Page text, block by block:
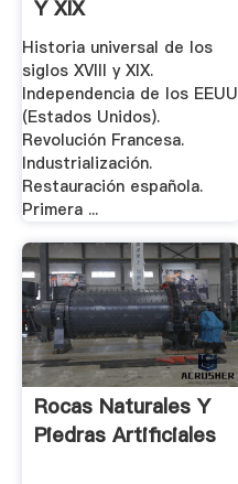
Y XIX
Historia universal de los
siglos XVIII y XIX.
Independencia de los EEUU
(Estados Unidos).
Revolución Francesa.
Industrialización.
Restauración española.
Primera ...
Rocas Naturales Y
Piedras Artificiales